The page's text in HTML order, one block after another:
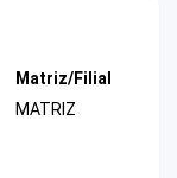
Matriz/Filial
MATRIZ